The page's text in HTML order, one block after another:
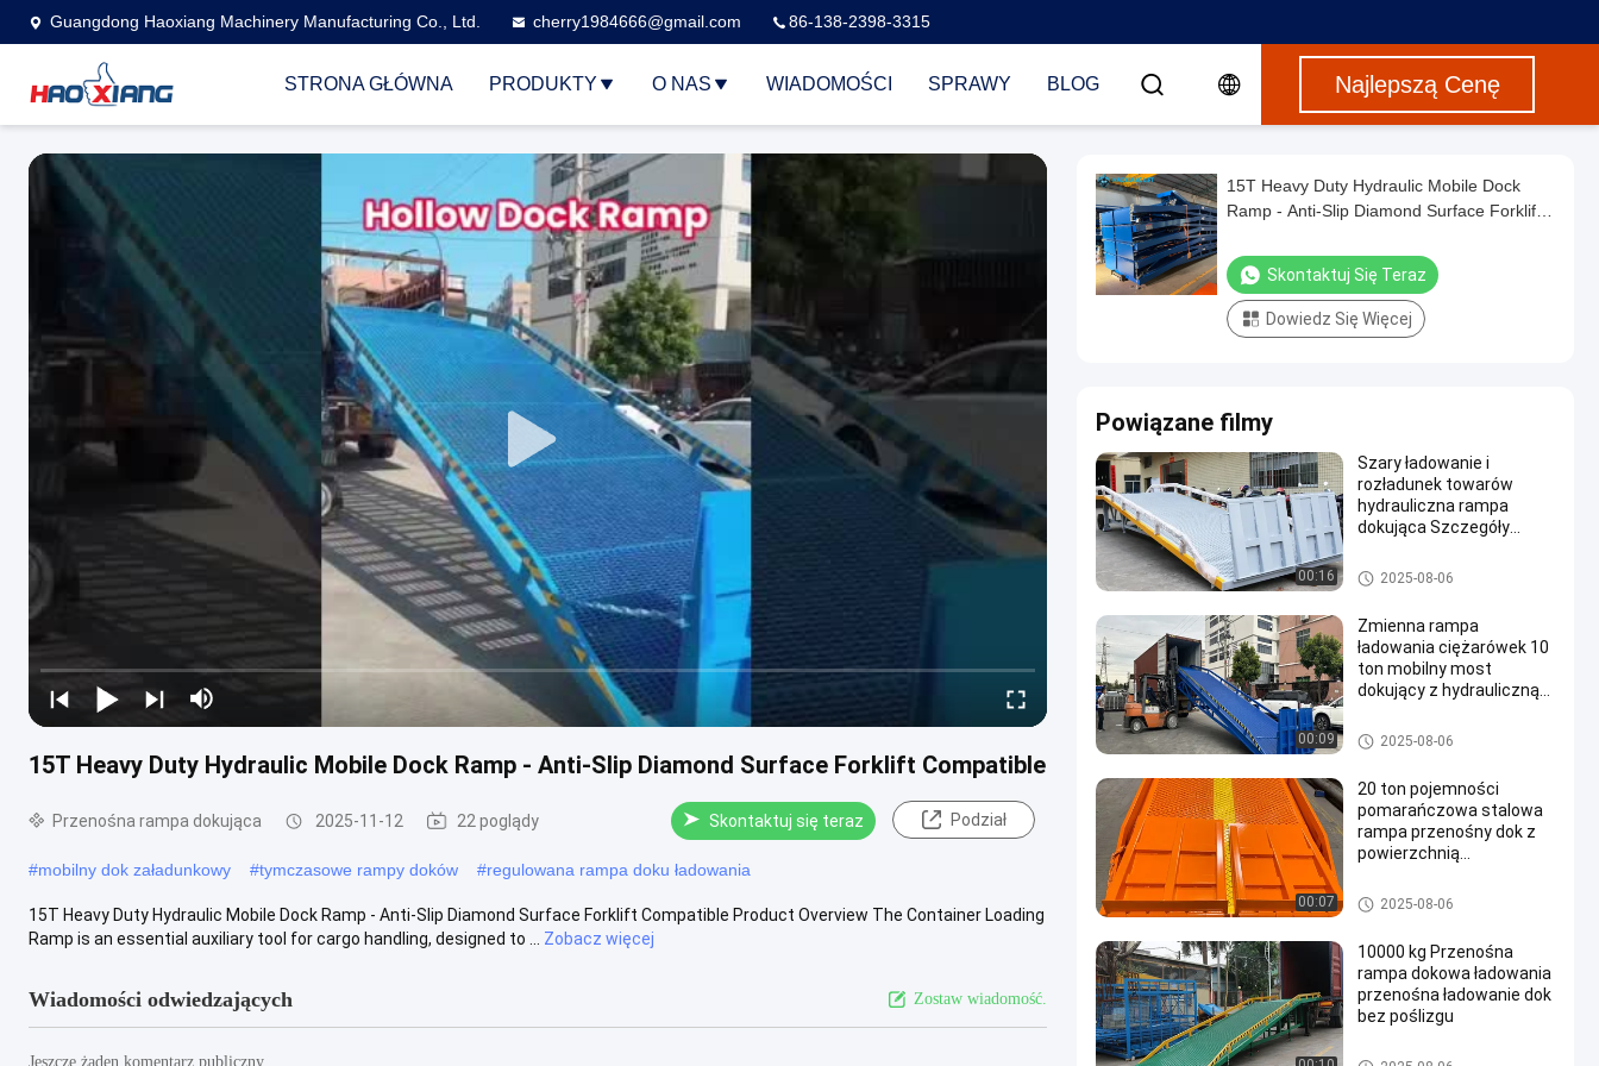
Guangdong Haoxiang Machinery Manufacturing Co., Ltd. cherry1984666@gmail.com 86-138-2398-3315
STRONA GŁÓWNA PRODUKTY O NAS WIADOMOŚCI SPRAWY BLOG Najlepszą Cenę
15T Heavy Duty Hydraulic Mobile Dock Ramp - Anti-Slip Diamond Surface Forklift Compatible
Przenośna rampa dokująca 2025-11-12 22 poglądy Skontaktuj się teraz Podział
#mobilny dok załadunkowy #tymczasowe rampy doków #regulowana rampa doku ładowania
15T Heavy Duty Hydraulic Mobile Dock Ramp - Anti-Slip Diamond Surface Forklift Compatible Product Overview The Container Loading
Ramp is an essential auxiliary tool for cargo handling, designed to ...
Zobacz więcej
Wiadomości odwiedzających Zostaw wiadomość.
Jeszcze żaden komentarz publiczny
15T Heavy Duty Hydraulic Mobile Dock
Ramp - Anti-Slip Diamond Surface Forklift
Skontaktuj Się Teraz
Dowiedz Się Więcej
Powiązane filmy
00:16
Szary ładowanie i
rozładunek towarów
hydrauliczna rampa
dokująca Szczegóły
Przenośna rampa dokująca
2025-08-06
00:09
Zmienna rampa
ładowania ciężarówek 10
ton mobilny most
dokujący z hydrauliczną
nachylenia
Rampa hydrauliczna do portu
2025-08-06
00:07
20 ton pojemności
pomarańczowa stalowa
rampa przenośny dok z
powierzchnią
Przenośna rampa dokująca
2025-08-06
10000 kg Przenośna
rampa dokowa ładowania
przenośna ładowanie dok
bez poślizgu
Przenośna rampa dokująca